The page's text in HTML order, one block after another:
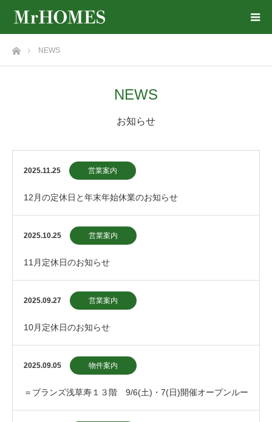
ホームNEWS
NEWS
お知らせ
2025.11.25 営業案内
12月の定休日と年末年始休業のお知らせ
2025.10.25 営業案内
11月定休日のお知らせ
2025.09.27 営業案内
10月定休日のお知らせ
2025.09.05 物件案内
＝ブランズ浅草寿１３階 9/6(土)・7(日)開催オープンルー